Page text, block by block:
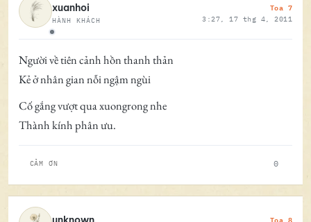
Ngoại tuyến
xuanhoi
HÀNH KHÁCH
Toa 7
3:27, 17 thg 4, 2011
Người về tiên cảnh hồn thanh thản
Kẻ ở nhân gian nỗi ngậm ngùi
Cố gắng vượt qua xuongrong nhe
Thành kính phân ưu.
CẢM ƠN 0
Toa 8